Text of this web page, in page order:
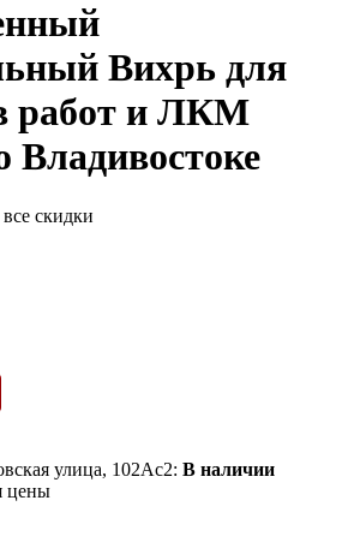
Вихрь для
работ и ЛКМ
Владивостоке
скидки
улица, 102Ас2: В наличии
цены